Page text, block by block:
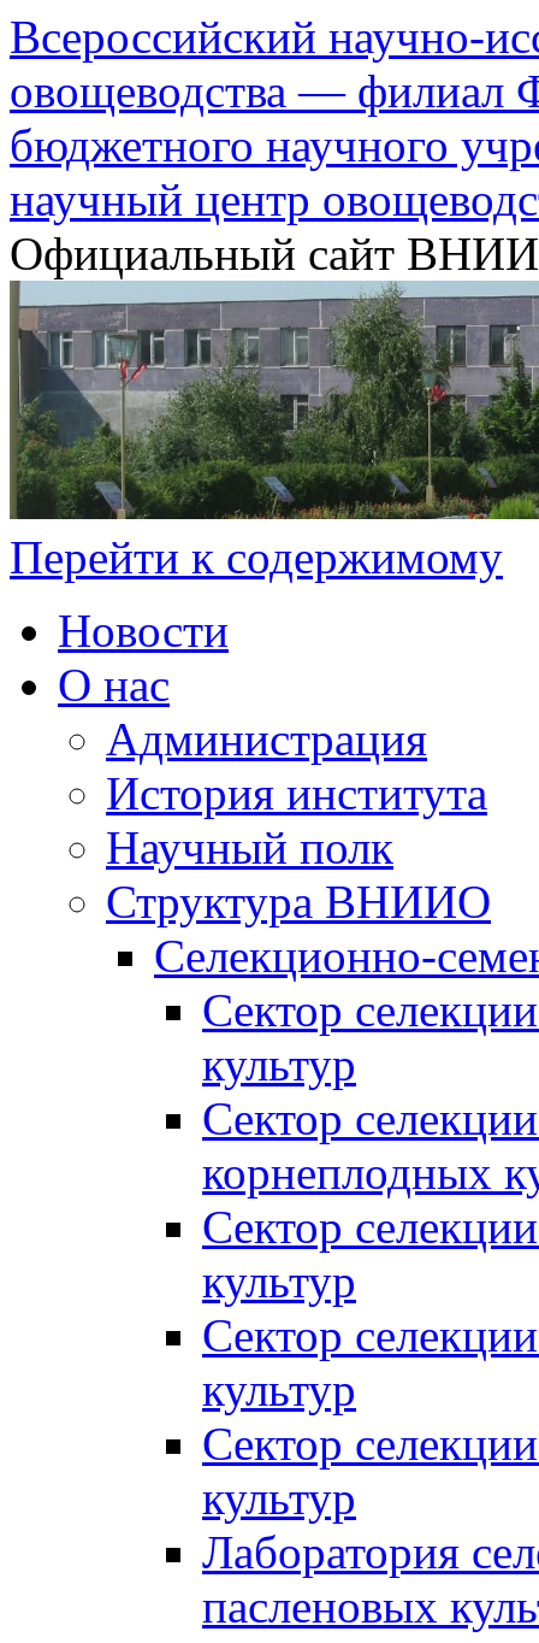
Всероссийский научно-
овощеводства — филиал
бюджетного научного
научный центр
Официальный сайт
Перейти к содержимому
Новости
О нас
Администрация
История института
Научный полк
Структура ВНИИО
Селекционно-
Сектор
культур
Сектор
корнеплодных
Сектор
культур
Сектор
культур
Сектор
культур
Лаборатория
пасленовых